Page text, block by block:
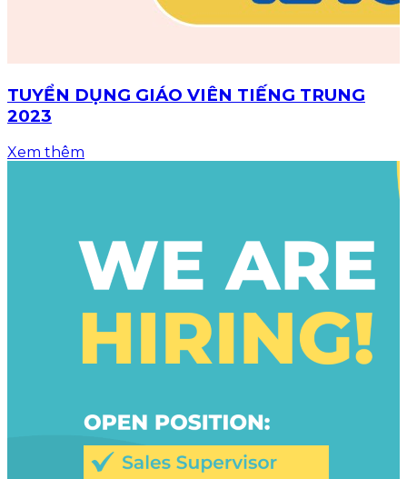
TUYỂN DỤNG GIÁO VIÊN TIẾNG TRUNG
2023
Xem thêm